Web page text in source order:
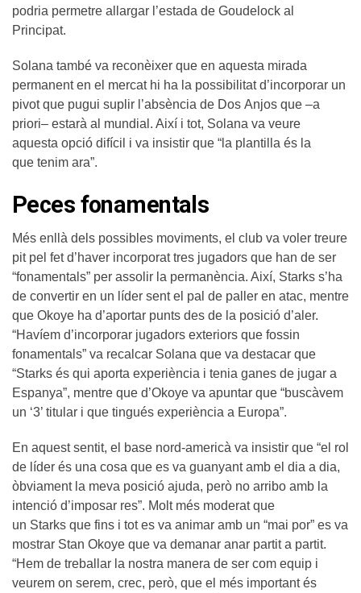
podria permetre allargar l’estada de Goudelock al
Principat.
Solana també va reconèixer que en aquesta mirada
permanent en el mercat hi ha la possibilitat d’incorporar un
pivot que pugui suplir l’absència de Dos Anjos que –a
priori– estarà al mundial. Així i tot, Solana va veure
aquesta opció difícil i va insistir que “la plantilla és la
que tenim ara”.
Peces fonamentals
Més enllà dels possibles moviments, el club va voler treure
pit pel fet d’haver incorporat tres jugadors que han de ser
“fonamentals” per assolir la permanència. Així, Starks s’ha
de convertir en un líder sent el pal de paller en atac, mentre
que Okoye ha d’aportar punts des de la posició d’aler.
“Havíem d’incorporar jugadors exteriors que fossin
fonamentals” va recalcar Solana que va destacar que
“Starks és qui aporta experiència i tenia ganes de jugar a
Espanya”, mentre que d’Okoye va apuntar que “buscàvem
un ‘3’ titular i que tingués experiència a Europa”.
En aquest sentit, el base nord-americà va insistir que “el rol
de líder és una cosa que es va guanyant amb el dia a dia,
òbviament la meva posició ajuda, però no arribo amb la
intenció d’imposar res”. Molt més moderat que
un Starks que fins i tot es va animar amb un “mai por” es va
mostrar Stan Okoye que va demanar anar partit a partit.
“Hem de treballar la nostra manera de ser com equip i
veurem on serem, crec, però, que el més important és